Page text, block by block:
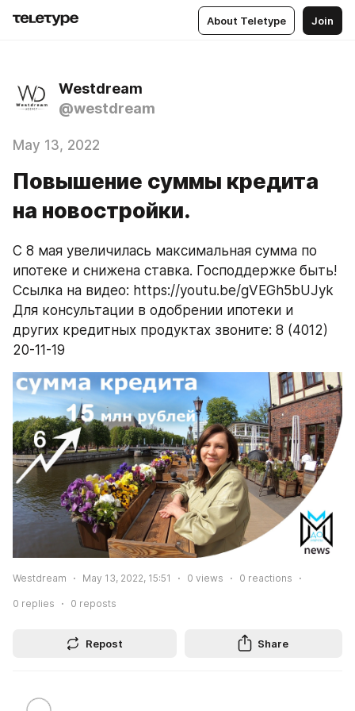
About Teletype Join
Westdream
@westdream
May 13, 2022
Повышение суммы кредита
на новостройки.
С 8 мая увеличилась максимальная сумма по
Ссылка на видео: https://youtu.be/gVEGh5bUJyk
Для консультации в одобрении ипотеки и
других кредитных продуктах звоните: 8 (4012)
20-11-19
Westdream May 13, 2022, 15:51 0 views 0 reactions
0 replies 0 reposts
Repost Share